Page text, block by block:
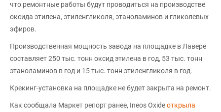
что ремонтные работы будут проводиться на производстве
оксида этилена, этиленгликоля, этаноламинов и гликолевых
эфиров.
Производственная мощность завода на площадке в Лавере
составляет 250 тыс. тонн оксид этилена в год, 53 тыс. тонн
этаноламинов в год и 15 тыс. тонн этиленгликоля в год.
Крекинг-установка на площадке не будет закрыта на ремонт.
Как сообщала Маркет репорт ранее, Ineos Oxideоткрыла